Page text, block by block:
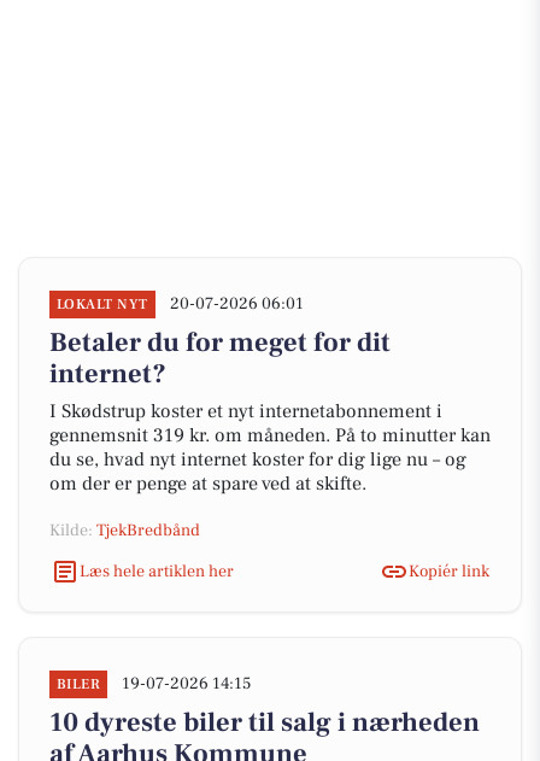
LOKALT NYT 20-07-2026 06:01
Betaler du for meget for dit
internet?
I Skødstrup koster et nyt internetabonnement i
gennemsnit 319 kr. om måneden. På to minutter kan
du se, hvad nyt internet koster for dig lige nu – og
om der er penge at spare ved at skifte.
Kilde: TjekBredbånd
Læs hele artiklen her
Kopiér link
BILER 19-07-2026 14:15
10 dyreste biler til salg i nærheden
af Aarhus Kommune